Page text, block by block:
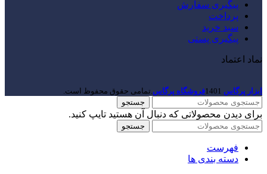
پیگیری سفارش
پرداخت
سبد خرید
پیگیری پستی
نماد اعتماد
ابزار پرگاس 1401فروشگاه پرگاس.تمامی حقوق محفوظ است.
جستجو
برای دیدن محصولاتی که دنبال آن هستید تایپ کنید.
جستجو
فهرست
دسته بندی ها